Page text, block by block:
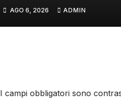
AGO 6, 2026 ADMIN
I campi obbligatori sono